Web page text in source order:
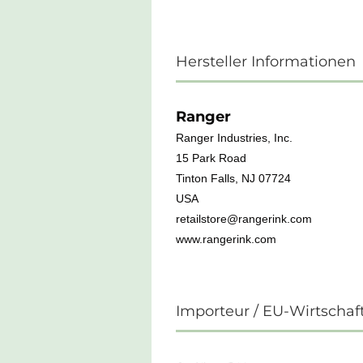
Hersteller Informationen
Ranger
Ranger Industries, Inc.
15 Park Road
Tinton Falls, NJ 07724
USA
retailstore@rangerink.com
www.rangerink.com
Importeur / EU-